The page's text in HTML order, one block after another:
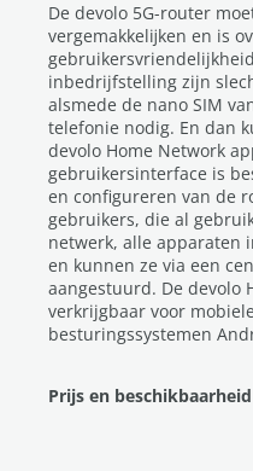
De devolo 5G-router
vergemakkelĳken en is
inbedrijfstelling zijn
alsmede de nano SIM
telefonie nodig. En dan
devolo Home Network
gebruikersinterface is
en configureren van de
gebruikers, die al
netwerk, alle apparaten
en kunnen ze via een
aangestuurd. De devolo
verkrijgbaar voor
besturingssystemen
Prijs en beschikbaarheid